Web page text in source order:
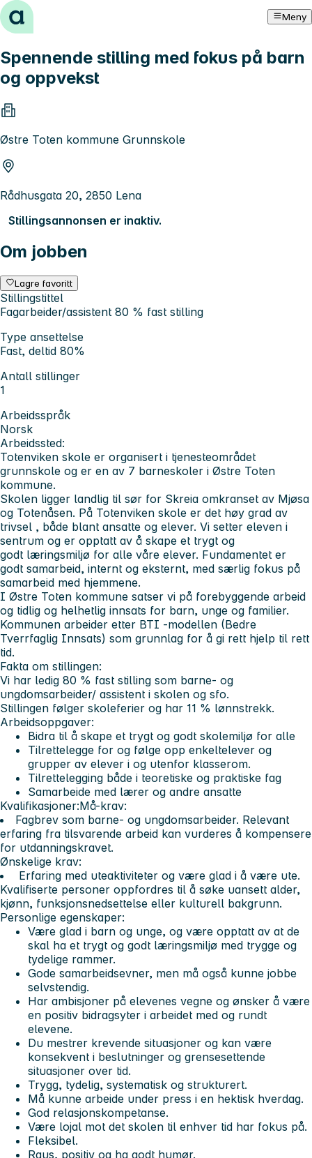
Hopp til innhold Meny
Spennende stilling med fokus på barn
og oppvekst
Østre Toten kommune Grunnskole
Rådhusgata 20, 2850 Lena
Stillingsannonsen er inaktiv.
Om jobben
Lagre favoritt
Stillingstittel
Fagarbeider/assistent 80 % fast stilling
Type ansettelse
Fast, deltid 80%
Antall stillinger
1
Arbeidsspråk
Norsk
Arbeidssted:
Totenviken skole er organisert i tjenesteområdet
grunnskole og er en av 7 barneskoler i Østre Toten
kommune.
Skolen ligger landlig til sør for Skreia omkranset av Mjøsa
og Totenåsen. På Totenviken skole er det høy grad av
trivsel , både blant ansatte og elever. Vi setter eleven i
sentrum og er opptatt av å skape et trygt og
godt læringsmiljø for alle våre elever. Fundamentet er
godt samarbeid, internt og eksternt, med særlig fokus på
samarbeid med hjemmene.
I Østre Toten kommune satser vi på forebyggende arbeid
og tidlig og helhetlig innsats for barn, unge og familier.
Kommunen arbeider etter BTI -modellen (Bedre
Tverrfaglig Innsats) som grunnlag for å gi rett hjelp til rett
tid.
Fakta om stillingen:
Vi har ledig 80 % fast stilling som barne- og
ungdomsarbeider/ assistent i skolen og sfo.
Stillingen følger skoleferier og har 11 % lønnstrekk.
Arbeidsoppgaver:
Bidra til å skape et trygt og godt skolemiljø for alle
Tilrettelegge for og følge opp enkeltelever og
grupper av elever i og utenfor klasserom.
Tilrettelegging både i teoretiske og praktiske fag
Samarbeide med lærer og andre ansatte
Kvalifikasjoner:Må-krav:
Fagbrev som barne- og ungdomsarbeider. Relevant
erfaring fra tilsvarende arbeid kan vurderes å kompensere
for utdanningskravet.
Ønskelige krav:
Erfaring med uteaktiviteter og være glad i å være ute.
Kvalifiserte personer oppfordres til å søke uansett alder,
kjønn, funksjonsnedsettelse eller kulturell bakgrunn.
Personlige egenskaper:
Være glad i barn og unge, og være opptatt av at de
skal ha et trygt og godt læringsmiljø med trygge og
tydelige rammer.
Gode samarbeidsevner, men må også kunne jobbe
selvstendig.
Har ambisjoner på elevenes vegne og ønsker å være
en positiv bidragsyter i arbeidet med og rundt
elevene.
Du mestrer krevende situasjoner og kan være
konsekvent i beslutninger og grensesettende
situasjoner over tid.
Trygg, tydelig, systematisk og strukturert.
Må kunne arbeide under press i en hektisk hverdag.
God relasjonskompetanse.
Være lojal mot det skolen til enhver tid har fokus på.
Fleksibel.
Raus, positiv og ha godt humør.